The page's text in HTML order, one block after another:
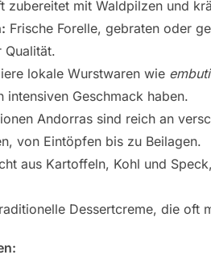
zubereitet mit Waldpilzen und
Frische Forelle, gebraten oder
Qualität.
lokale Wurstwaren wie
intensiven Geschmack haben.
Andorras sind reich an
von Eintöpfen bis zu Beilagen.
aus Kartoffeln, Kohl und
Dessertcreme, die oft